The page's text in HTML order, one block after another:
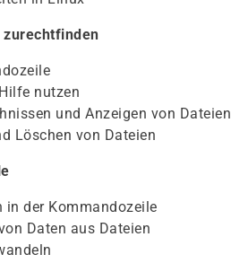
zurechtfinden
nutzen
und Anzeigen von Dateien
Löschen von Dateien
in der Kommandozeile
Daten aus Dateien